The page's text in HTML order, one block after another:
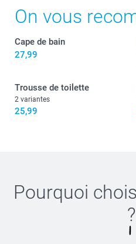
On vous
Cape de bain
27,99
Trousse de toilette
2 variantes
25,99
Pourquoi
?